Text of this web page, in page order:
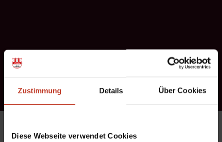
Zustimmung Details Über Cookies
Diese Webseite verwendet Cookies
Unter Veranstaltungenfindet Ihr die Jahresplanung für das